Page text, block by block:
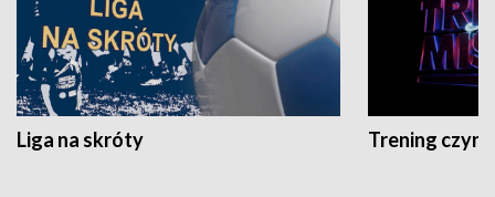
Liga na skróty Trening czyni